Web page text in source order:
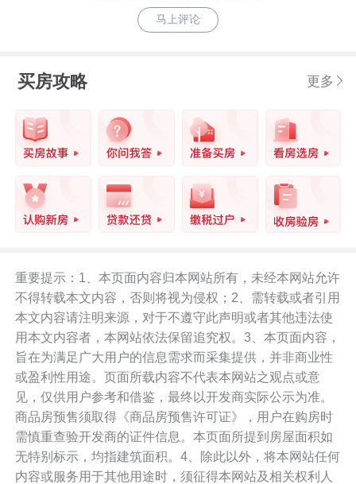
马上评论
买房攻略 更多
重要提示：1、本页面内容归本网站所有，未经本网站允许
不得转载本文内容，否则将视为侵权；2、需转载或者引用
本文内容请注明来源，对于不遵守此声明或者其他违法使
用本文内容者，本网站依法保留追究权。3、本页面内容，
旨在为满足广大用户的信息需求而采集提供，并非商业性
或盈利性用途。页面所载内容不代表本网站之观点或意
见，仅供用户参考和借鉴，最终以开发商实际公示为准。
商品房预售须取得《商品房预售许可证》，用户在购房时
需慎重查验开发商的证件信息。本页面所提到房屋面积如
无特别标示，均指建筑面积。4、除此以外，将本网站任何
内容或服务用于其他用途时，须征得本网站及相关权利人